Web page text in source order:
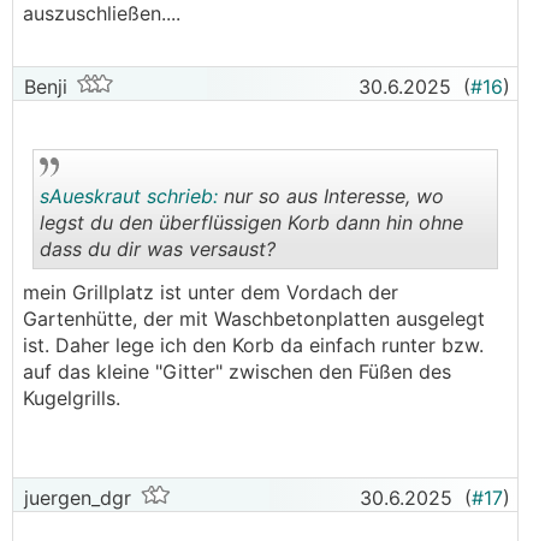
auszuschließen....
Benji 30.6.2025 (#16)
..
sAueskraut schrieb: nur so aus Interesse, wo
legst du den überflüssigen Korb dann hin ohne
dass du dir was versaust?
mein Grillplatz ist unter dem Vordach der
Gartenhütte, der mit Waschbetonplatten ausgelegt
ist. Daher lege ich den Korb da einfach runter bzw.
auf das kleine "Gitter" zwischen den Füßen des
Kugelgrills.
juergen_dgr 30.6.2025 (#17)